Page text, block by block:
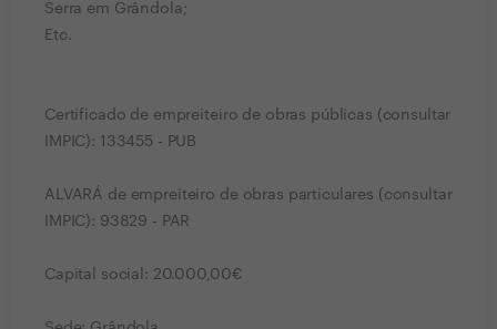
Serra em Grândola;
Etc.
Certificado de empreiteiro de obras públicas (consultar
IMPIC): 133455 - PUB
ALVARÁ de empreiteiro de obras particulares (consultar
IMPIC): 93829 - PAR
Capital social: 20.000,00€